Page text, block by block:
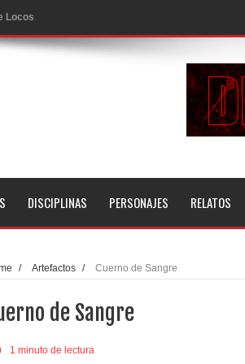
Locos
Muerta
Cuentos
Pastel
el Bidé
a los Vivos
DISCIPLINAS PERSONAJES RELATOS
/ Artefactos / Cuerno de Sangre
de Sangre
1 minuto de lectura